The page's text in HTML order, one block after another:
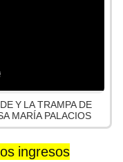
Y LA TRAMPA DE
MARÍA PALACIOS
ingresos